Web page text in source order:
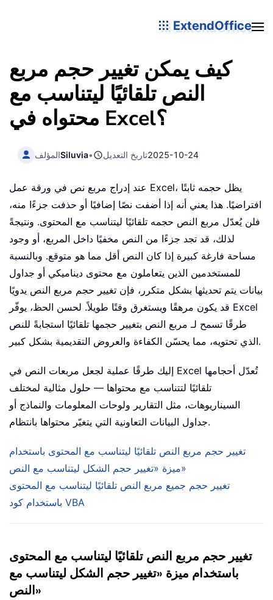
ExtendOffice
كيف يمكن تغيير حجم مربع
النص تلقائيًا ليتناسب مع
محتواه في Excel؟
المؤلفSiluvia• تاريخ التعديل2025-10-24
عند إدراج مربع نص في ورقة عمل Excel، يظل حجمه ثابتًا
افتراضيًا. هذا يعني أنه إذا أضفت نصًا إضافيًا أو حذفت جزءًا منه،
فلن يُعدّل مربع النص حجمه تلقائيًا ليتناسب مع المحتوى. ونتيجةً
لذلك، قد تجد جزءًا من النص مخفيًا داخل المربع، أو وجود
مساحة فارغة كبيرة إذا كان النص أقل مما هو متوقع. وبالنسبة
للمستخدمين الذين يتعاملون مع محتوى ديناميكي أو جداول
بيانات يتم تحديثها بشكل متكرر، فإن تغيير حجم مربع النص يدويًا
قد يكون مرهقًا ويستغرق وقتًا طويلاً. لحسن الحظ، يوفّر Excel
طرقًا تسمح لـ مربع النص بتغيير حجمها تلقائيًا استجابةً للنص
الذي تحتويه، مما يحسّن الكفاءة والعروض التقديمية بشكل كبير.
إليك طرقًا عملية لجعل مربعات النص في Excel تُعدّل أحجامها
تلقائيًا لتتناسب مع محتواها — حلول مثالية لمختلف
السيناريوهات، مثل التقارير ولوحات المعلومات والنماذج أو
جداول البيانات التعاونية التي يتغيّر محتواها بانتظام.
تغيير حجم مربع النص تلقائيًا ليتناسب مع المحتوى باستخدام
ميزة «تغيير حجم الشكل ليتناسب مع النص»
تغيير حجم جميع مربع النص تلقائيًا ليتناسب مع المحتوى
باستخدام كود VBA
تغيير حجم مربع النص تلقائيًا ليتناسب مع المحتوى
باستخدام ميزة «تغيير حجم الشكل ليتناسب مع
النص»